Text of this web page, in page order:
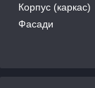
Корпус (каркас)
Фасади